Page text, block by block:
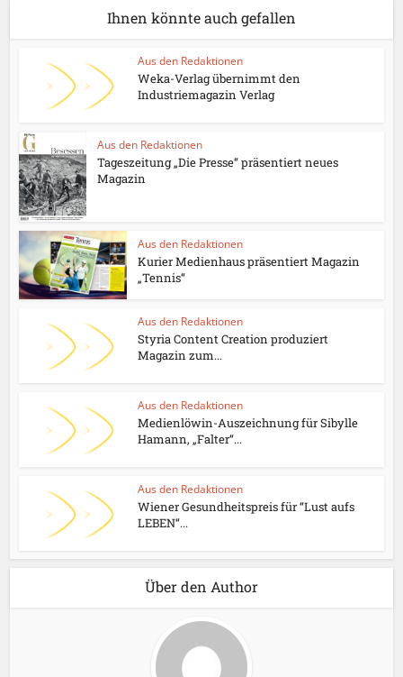
Ihnen könnte auch gefallen
Aus den Redaktionen
Weka-Verlag übernimmt den
Industriemagazin Verlag
Aus den Redaktionen
Tageszeitung „Die Presse“ präsentiert neues
Magazin
Aus den Redaktionen
Kurier Medienhaus präsentiert Magazin
„Tennis“
Aus den Redaktionen
Styria Content Creation produziert
Magazin zum...
Aus den Redaktionen
Medienlöwin-Auszeichnung für Sibylle
Hamann, „Falter“...
Aus den Redaktionen
Wiener Gesundheitspreis für “Lust aufs
LEBEN“...
Über den Author